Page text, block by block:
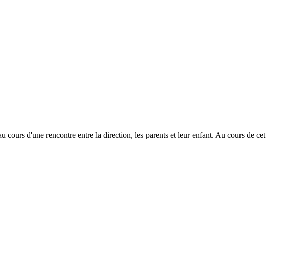
cours d'une rencontre entre la direction, les parents et leur enfant. Au cours de cet